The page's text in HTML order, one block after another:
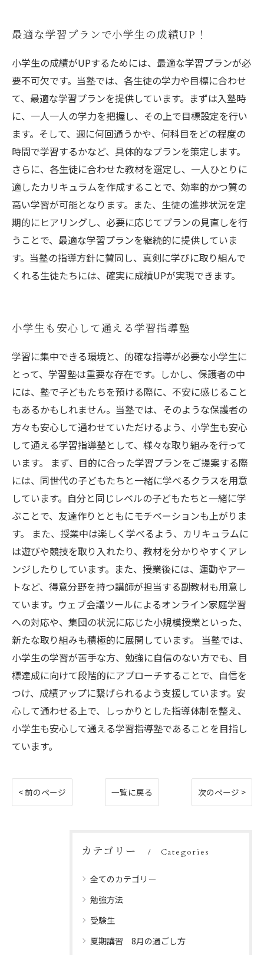
最適な学習プランで小学生の成績UP！
小学生の成績がUPするためには、最適な学習プランが必
要不可欠です。当塾では、各生徒の学力や目標に合わせ
て、最適な学習プランを提供しています。まずは入塾時
に、一人一人の学力を把握し、その上で目標設定を行い
ます。そして、週に何回通うかや、何科目をどの程度の
時間で学習するかなど、具体的なプランを策定します。
さらに、各生徒に合わせた教材を選定し、一人ひとりに
適したカリキュラムを作成することで、効率的かつ質の
高い学習が可能となります。また、生徒の進捗状況を定
期的にヒアリングし、必要に応じてプランの見直しを行
うことで、最適な学習プランを継続的に提供していま
す。当塾の指導方針に賛同し、真剣に学びに取り組んで
くれる生徒たちには、確実に成績UPが実現できます。
小学生も安心して通える学習指導塾
学習に集中できる環境と、的確な指導が必要な小学生に
とって、学習塾は重要な存在です。しかし、保護者の中
には、塾で子どもたちを預ける際に、不安に感じること
もあるかもしれません。当塾では、そのような保護者の
方々も安心して通わせていただけるよう、小学生も安心
して通える学習指導塾として、様々な取り組みを行って
います。 まず、目的に合った学習プランをご提案する際
には、同世代の子どもたちと一緒に学べるクラスを用意
しています。自分と同じレベルの子どもたちと一緒に学
ぶことで、友達作りとともにモチベーションも上がりま
す。 また、授業中は楽しく学べるよう、カリキュラムに
は遊びや競技を取り入れたり、教材を分かりやすくアレ
ンジしたりしています。また、授業後には、運動やアー
トなど、得意分野を持つ講師が担当する副教材も用意し
ています。ウェブ会議ツールによるオンライン家庭学習
への対応や、集団の状況に応じた小規模授業といった、
新たな取り組みも積極的に展開しています。 当塾では、
小学生の学習が苦手な方、勉強に自信のない方でも、目
標達成に向けて段階的にアプローチすることで、自信を
つけ、成績アップに繋げられるよう支援しています。安
心して通わせる上で、しっかりとした指導体制を整え、
小学生も安心して通える学習指導塾であることを目指し
ています。
< 前のページ 一覧に戻る 次のページ >
カテゴリー Categories
全てのカテゴリー
勉強方法
受験生
夏期講習 8月の過ごし方